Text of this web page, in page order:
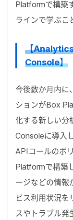
Platformで構築
ラインで学ぶこ
【
Console】
今後数か月内に
ションがBox
化する新しい分
Consoleに導入
APIコールのボ
Platformで構築
ージなどの情報
ビス利用状況
スやトラブル発